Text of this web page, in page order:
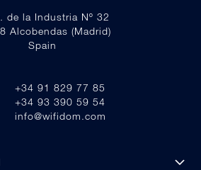
de la Industria Nº 32
Alcobendas (Madrid)
Spain
+34 91 829 77 85
+34 93 390 59 54
info@wifidom.com